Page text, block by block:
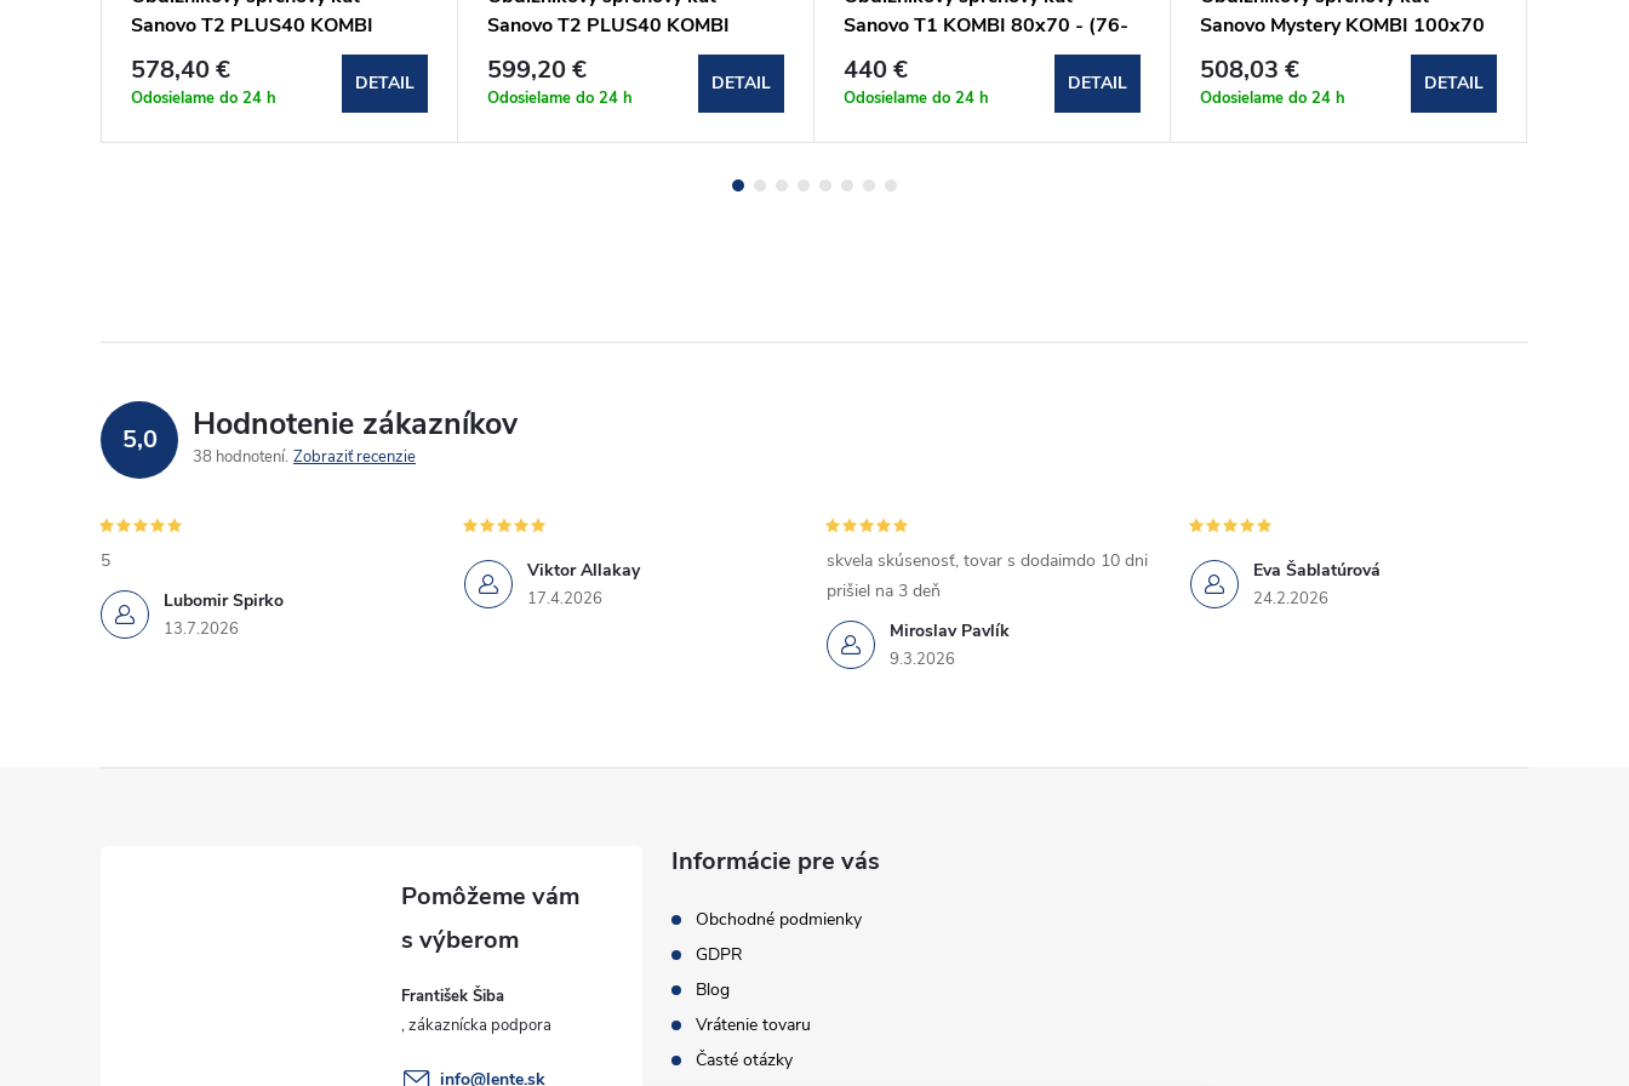
Sanovo T2 PLUS40 KOMBI
(102-107)x70x190 cm
(T2P40K_10570C)
578,40 €
Odosielame do 24 h
DETAIL
Sanovo T2 PLUS40 KOMBI
(127-132)x70x190 cm
(T2P40K_13070C)
599,20 €
Odosielame do 24 h
DETAIL
Sanovo T1 KOMBI 80x70 - (76-
81)x(66-69)x190 cm
(T1K_8070C)
440 €
Odosielame do 24 h
DETAIL
Sanovo Mystery KOMBI 100x70
- (96-101)x(66-69)x190 cm
(MYSK_10070C)
508,03 €
Odosielame do 24 h
DETAIL
5,0 Hodnotenie zákazníkov
38 hodnotení Zobraziť recenzie
Lubomir Spirko
13.7.2026
5 Viktor Allakay
17.4.2026
Miroslav Pavlík
9.3.2026
skvela skúsenosť, tovar s dodaimdo 10 dni
prišiel na 3 deň
Eva Šablatúrová
24.2.2026
František Šiba
info@lente.sk
Informácie pre vás
Obchodné podmienky
GDPR
Blog
Vrátenie tovaru
Časté otázky